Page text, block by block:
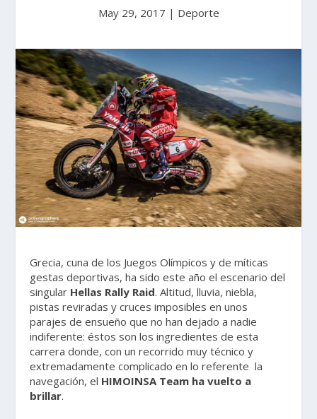
May 29, 2017 | Deporte
Grecia, cuna de los Juegos Olímpicos y de míticas
gestas deportivas, ha sido este año el escenario del
singular Hellas Rally Raid. Altitud, lluvia, niebla,
pistas reviradas y cruces imposibles en unos
parajes de ensueño que no han dejado a nadie
indiferente: éstos son los ingredientes de esta
carrera donde, con un recorrido muy técnico y
extremadamente complicado en lo referente la
navegación, el HIMOINSA Team ha vuelto a
brillar.